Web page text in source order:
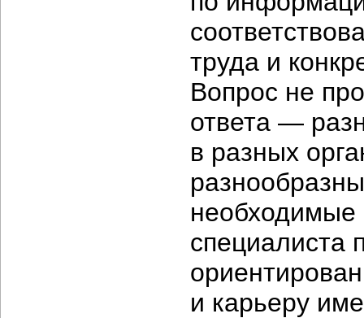
труда и
Вопрос не
ответа —
в разных
необходимые
специалиста
и карьеру